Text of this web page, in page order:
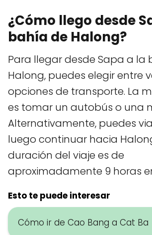
¿Cómo llego desde
bahía de Halong?
Para llegar desde Sapa a la
Halong, puedes elegir entre
opciones de transporte. La
es tomar un autobús o una
Alternativamente, puedes
luego continuar hacia
duración del viaje es de
aproximadamente 9 horas
Esto te puede interesar
Cómo ir de Cao Bang a Cat Ba